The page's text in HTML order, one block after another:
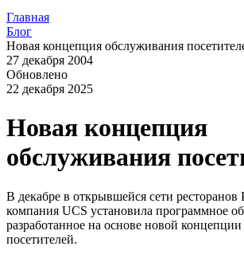
Главная
Блог
Новая концепция обслуживания
27 декабря 2004
Обновлено
22 декабря 2025
Новая концепция
обслуживания
В декабре в открывшейся сети ресторанов
компания UCS установила программное
разработанное на основе новой
посетителей.